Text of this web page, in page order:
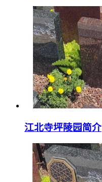
江北寺坪陵园简介